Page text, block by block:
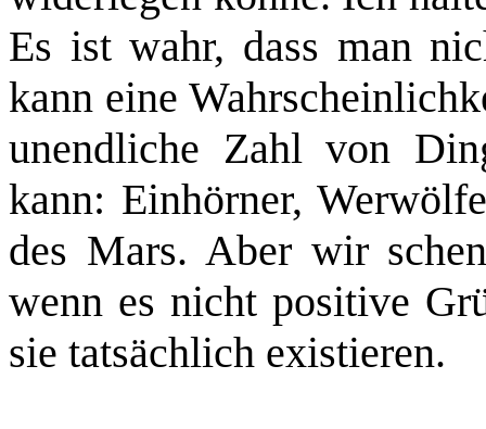
Es ist wahr, dass man
kann eine
unendliche Zahl von
kann: Einhörner,
des Mars. Aber wir
wenn es nicht positive
sie tatsächlich existieren.